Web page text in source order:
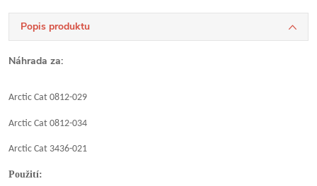
Popis produktu
Náhrada za:
Arctic Cat 0812-029
Arctic Cat 0812-034
Arctic Cat 3436-021
Použití: